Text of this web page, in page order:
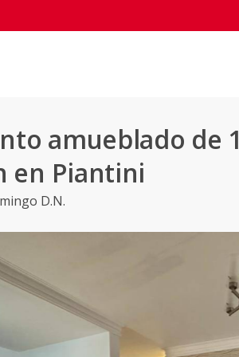
amueblado de 1
en Piantini
D.N.